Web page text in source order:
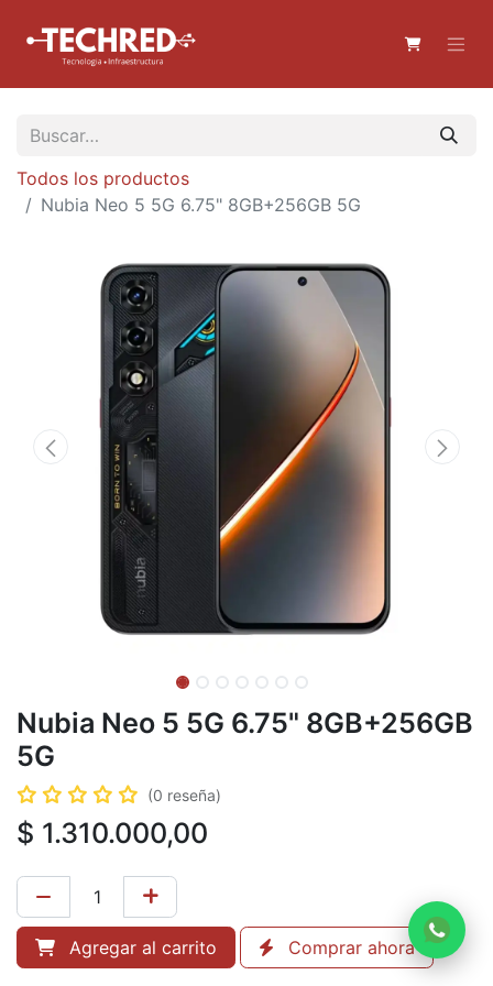
Todos los productos
Nubia Neo 5 5G 6.75" 8GB+256GB 5G
Nubia Neo 5 5G 6.75" 8GB+256GB
5G
(0 reseña)
$ 1.310.000,00
Agregar al carrito Comprar ahora